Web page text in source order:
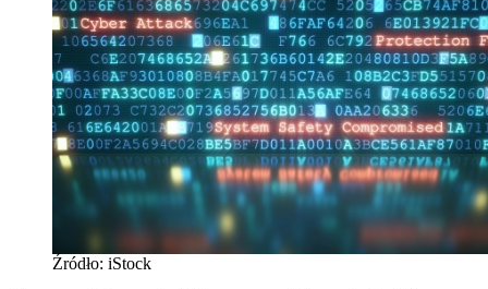
Źródło: iStock